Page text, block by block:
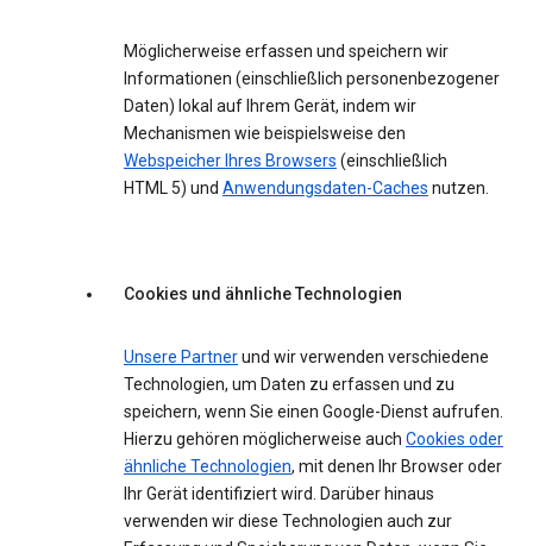
Möglicherweise erfassen und speichern wir
Informationen (einschließlich personenbezogener
Daten) lokal auf Ihrem Gerät, indem wir
Mechanismen wie beispielsweise den
Webspeicher Ihres Browsers (einschließlich
HTML 5) und Anwendungsdaten-Caches nutzen.
Cookies und ähnliche Technologien
Unsere Partnerund wir verwenden verschiedene
Technologien, um Daten zu erfassen und zu
speichern, wenn Sie einen Google-Dienst aufrufen.
Hierzu gehören möglicherweise auch Cookies oder
ähnliche Technologien, mit denen Ihr Browser oder
Ihr Gerät identifiziert wird. Darüber hinaus
verwenden wir diese Technologien auch zur